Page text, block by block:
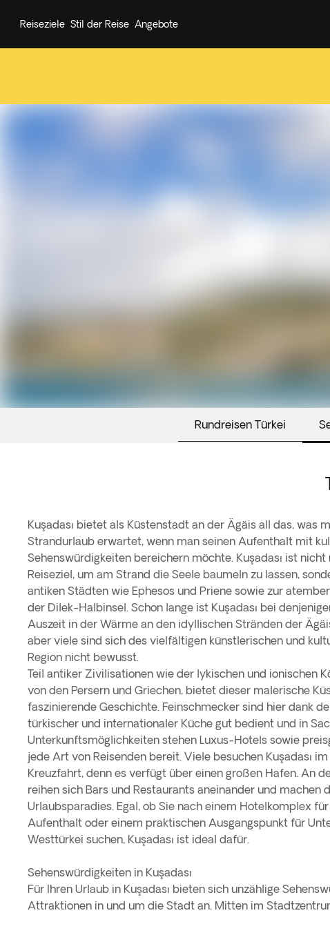
Reiseziele Stil der Reise Angebote
Rundreisen Türkei
Kuşadası bietet als Küstenstadt an der Ägäis all das, was
Strandurlaub erwartet, wenn man seinen Aufenthalt mit
Sehenswürdigkeiten bereichern möchte. Kuşadası ist nicht
Reiseziel, um am Strand die Seele baumeln zu lassen,
antiken Städten wie Ephesos und Priene sowie zur
der Dilek-Halbinsel. Schon lange ist Kuşadası bei
Auszeit in der Wärme an den idyllischen Stränden der
aber viele sind sich des vielfältigen künstlerischen und
Region nicht bewusst.
Teil antiker Zivilisationen wie der lykischen und ionischen
von den Persern und Griechen, bietet dieser malerische
faszinierende Geschichte. Feinschmecker sind hier dank
türkischer und internationaler Küche gut bedient und in
Unterkunftsmöglichkeiten stehen Luxus-Hotels sowie
jede Art von Reisenden bereit. Viele besuchen Kuşadası
Kreuzfahrt, denn es verfügt über einen großen Hafen. An
reihen sich Bars und Restaurants aneinander und machen
Urlaubsparadies. Egal, ob Sie nach einem Hotelkomplex
Aufenthalt oder einem praktischen Ausgangspunkt für
Westtürkei suchen, Kuşadası ist ideal dafür.
Sehenswürdigkeiten in Kuşadası
Für Ihren Urlaub in Kuşadası bieten sich unzählige
Attraktionen in und um die Stadt an. Mitten im